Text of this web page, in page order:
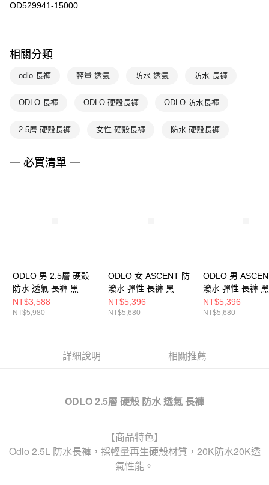
OD529941-15000
相關分類
odlo 長褲 輕量 透氣 防水 透氣 防水 長褲
ODLO 長褲 ODLO 硬殼長褲 ODLO 防水長褲
2.5層 硬殼長褲 女性 硬殼長褲 防水 硬殼長褲
一 必買清單 一
ODLO 男 2.5層 硬殼
防水 透氣 長褲 黑
NT$3,588
NT$5,980
ODLO 女 ASCENT 防
潑水 彈性 長褲 黑
NT$5,396
NT$5,680
ODLO 男
潑水 彈性 長褲 黑
NT$5,396
NT$5,680
詳細說明 相關推薦
ODLO 2.5層 硬殼 防水 透氣 長褲
【商品特色】
Odlo 2.5L 防水長褲，採輕量再生硬殼材質，20K防水20K透
氣性能。